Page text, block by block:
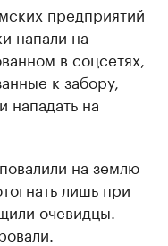
предприятий
напали на
в соцсетях,
к забору,
нападать на
на землю
лишь при
очевидцы.